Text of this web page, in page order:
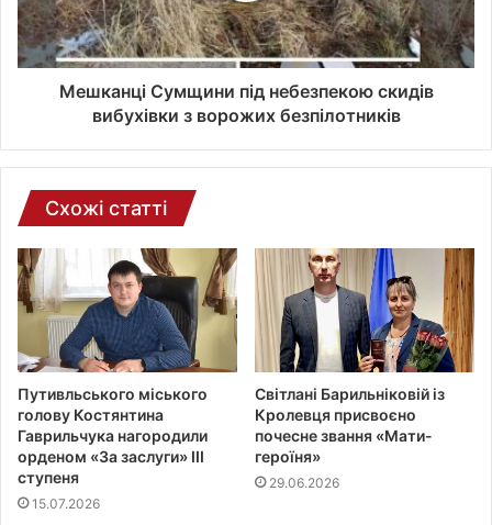
о
ї
п
и
Мешканці Сумщини під небезпекою скидів
вибухівки з ворожих безпілотників
Схожі статті
Путивльського міського
голову Костянтина
Гаврильчука нагородили
орденом «За заслуги» ІІІ
ступеня
15.07.2026
Світлані Барильніковій із
Кролевця присвоєно
почесне звання «Мати-
героїня»
29.06.2026